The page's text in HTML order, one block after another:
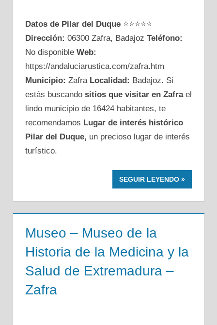
Datos de Pilar del Duque ⭐⭐⭐⭐⭐
Dirección: 06300 Zafra, Badajoz Teléfono:
No disponible Web:
https://andaluciarustica.com/zafra.htm
Municipio: Zafra Localidad: Badajoz. Si
estás buscando sitios que visitar en Zafrael
lindo municipio de 16424 habitantes, te
recomendamos Lugar de interés histórico
Pilar del Duque, un precioso lugar de interés
turístico.
SEGUIR LEYENDO
Museo – Museo de la
Historia de la Medicina y la
Salud de Extremadura –
Zafra